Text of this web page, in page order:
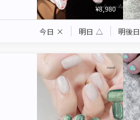
¥8,980
今日 × 明日 △ 明後日